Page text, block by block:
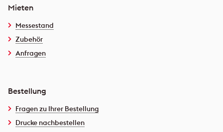
Mieten
Messestand
Zubehör
Anfragen
Bestellung
Fragen zu Ihrer Bestellung
Drucke nachbestellen